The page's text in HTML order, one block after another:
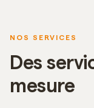
NOS SERVICES
Des
mesure